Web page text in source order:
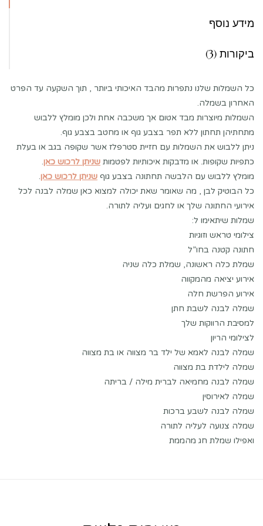
מידע נוסף
ביקורות (3)
כל השמלות שלנו נתפרות מהבד האיכותי ביותר , תוך השקעה עד הפרט
האחרון בשמלה.
השמלות מיוצרות מבד אטום אך משכבה אחת ולכן מומלץ ללבוש
מתחתיהן תחתון ללא תפר בצבע גוף או מחטב בצבע גוף.
ניתן ללבוש את השמלות עם חזיית סטרפלז אשר שקופה בגב או בעלת
כתפיות שקופות. או מדבקות איכותיות לפטמות שניתן לרכוש כאן.
מומלץ ללבוש עם הלבשה תחתונה בצבע גוף שניתן לרכוש כאן.
כל הבוטיק לבן , מה שאומר שאת יכולה למצוא כאן שמלה לבנה לכל
אירועי החתונה שלך או לחגים ועליה לתורה.
שמלות שיתאימו ל:
צילומי טראש וזוגיות
חתונה קטנה בחו”ל
שמלת כלה ראשונה, שמלת כלה שניה
אירוע יציאה מהמקווה
אירוע הפרשת חלה
שמלה לבנה לשבת חתן
למסיבת הרווקות שלך
לצילומי הריון
שמלה לבנה לאמא של ילד בר מצווה או בת מצווה
שמלה לילדת בת מצווה
שמלה לבנה מחמיאה לברית מילה / בריתה
שמלה לאירוסין
שמלה לבנה לשבע ברכות
שמלה צנועה לעליה לתורה
ואפילו שמלת חג מהממת